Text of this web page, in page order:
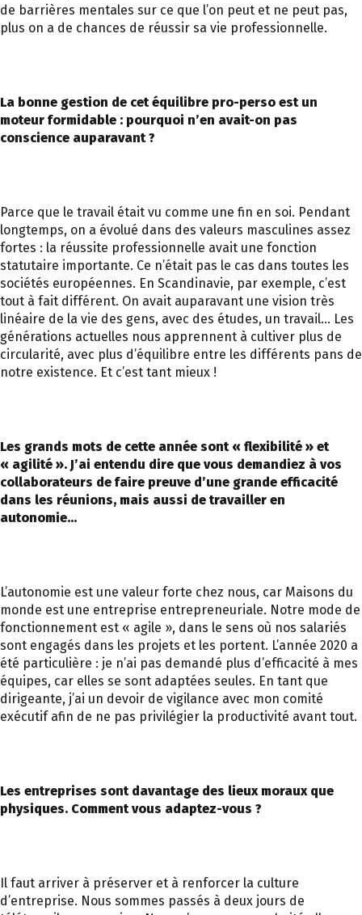
de barrières mentales sur ce que l’on peut et ne peut pas,
plus on a de chances de réussir sa vie professionnelle.
La bonne gestion de cet équilibre pro-perso est un
moteur formidable : pourquoi n’en avait-on pas
conscience auparavant ?
Parce que le travail était vu comme une fin en soi. Pendant
longtemps, on a évolué dans des valeurs masculines assez
fortes : la réussite professionnelle avait une fonction
statutaire importante. Ce n’était pas le cas dans toutes les
sociétés européennes. En Scandinavie, par exemple, c’est
tout à fait différent. On avait auparavant une vision très
linéaire de la vie des gens, avec des études, un travail… Les
générations actuelles nous apprennent à cultiver plus de
circularité, avec plus d’équilibre entre les différents pans de
notre existence. Et c’est tant mieux !
Les grands mots de cette année sont « flexibilité » et
« agilité ». J’ai entendu dire que vous demandiez à vos
collaborateurs de faire preuve d’une grande efficacité
dans les réunions, mais aussi de travailler en
autonomie…
L’autonomie est une valeur forte chez nous, car Maisons du
monde est une entreprise entrepreneuriale. Notre mode de
fonctionnement est « agile », dans le sens où nos salariés
sont engagés dans les projets et les portent. L’année 2020 a
été particulière : je n’ai pas demandé plus d’efficacité à mes
équipes, car elles se sont adaptées seules. En tant que
dirigeante, j’ai un devoir de vigilance avec mon comité
exécutif afin de ne pas privilégier la productivité avant tout.
Les entreprises sont davantage des lieux moraux que
physiques. Comment vous adaptez-vous ?
Il faut arriver à préserver et à renforcer la culture
d’entreprise. Nous sommes passés à deux jours de